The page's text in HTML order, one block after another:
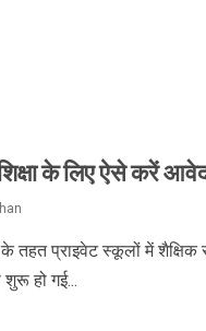
के लिए ऐसे करें
के तहत प्राइवेट स्कूलों में शैक्षिक
हो गई...